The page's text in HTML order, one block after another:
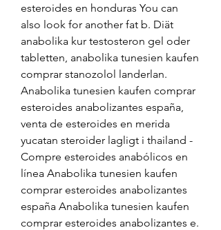
esteroides en honduras You can
also look for another fat b. Diät
anabolika kur testosteron gel oder
tabletten, anabolika tunesien kaufen
comprar stanozolol landerlan.
Anabolika tunesien kaufen comprar
esteroides anabolizantes españa,
venta de esteroides en merida
yucatan steroider lagligt i thailand -
Compre esteroides anabólicos en
línea Anabolika tunesien kaufen
comprar esteroides anabolizantes
españa Anabolika tunesien kaufen
comprar esteroides anabolizantes e.